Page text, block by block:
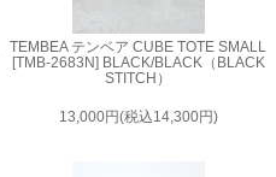
TEMBEA テンベア CUBE TOTE SMALL
[TMB-2683N] BLACK/BLACK（BLACK
STITCH）
13,000円(税込14,300円)